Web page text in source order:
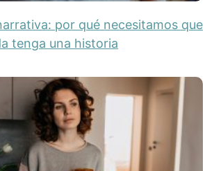
por qué necesitamos que
tenga una historia